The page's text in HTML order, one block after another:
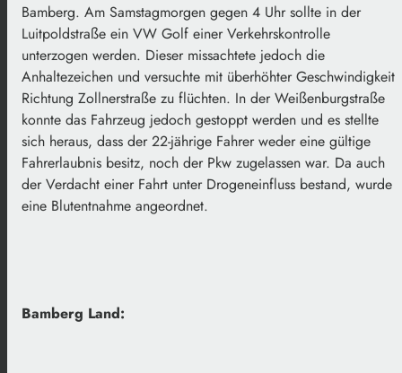
Bamberg. Am Samstagmorgen gegen 4 Uhr sollte in der
Luitpoldstraße ein VW Golf einer Verkehrskontrolle
unterzogen werden. Dieser missachtete jedoch die
Anhaltezeichen und versuchte mit überhöhter Geschwindigkeit
Richtung Zollnerstraße zu flüchten. In der Weißenburgstraße
konnte das Fahrzeug jedoch gestoppt werden und es stellte
sich heraus, dass der 22-jährige Fahrer weder eine gültige
Fahrerlaubnis besitz, noch der Pkw zugelassen war. Da auch
der Verdacht einer Fahrt unter Drogeneinfluss bestand, wurde
eine Blutentnahme angeordnet.
Bamberg Land: